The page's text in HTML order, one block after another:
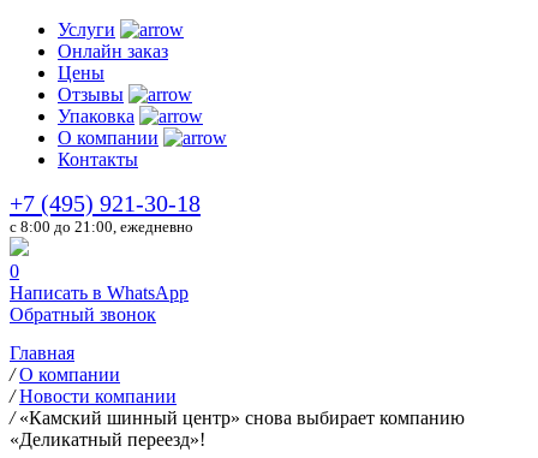
Услуги
Онлайн заказ
Цены
Отзывы
Упаковка
О компании
Контакты
+7 (495) 921-30-18
c 8:00 до 21:00, ежедневно
0
Написать в WhatsApp
Обратный звонок
Главная
/ О компании
/ Новости компании
/ «Камский шинный центр» снова выбирает компанию
«Деликатный переезд»!